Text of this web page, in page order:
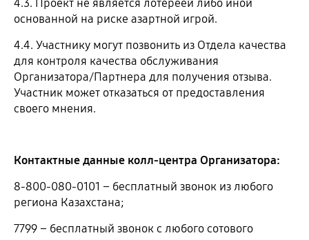
основанной на риске азартной игрой.
4.4. Участнику могут позвонить из Отдела качества
для контроля качества обслуживания
Организатора/Партнера для получения отзыва.
Участник может отказаться от предоставления
своего мнения.
Контактные данные колл-центра Организатора:
8-800-080-0101 – бесплатный звонок из любого
региона Казахстана;
7799 – бесплатный звонок с любого сотового